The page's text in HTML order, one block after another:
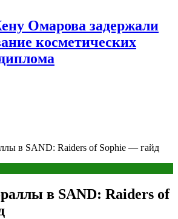
Омарова задержали
косметических
в SAND: Raiders of Sophie — гайд
в SAND: Raiders of